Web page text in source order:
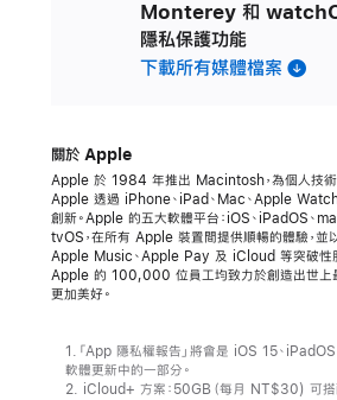
Monterey 和
隱私保護功能
下載所有媒體檔案
關於 Apple
Apple 於 1984 年推出 Macintosh，為個人技術
Apple 透過 iPhone、iPad、Mac、Apple
創新。Apple 的五大軟體平台：iOS、iPadOS、
tvOS，在所有 Apple 裝置間提供順暢的體驗，並
Apple Music、Apple Pay 及 iCloud 等突破性
Apple 的 100,000 位員工均致力於創造出世上
更加美好。
1.「App 隱私權報告」將會是 iOS 15、
軟體更新中的一部分。
2. iCloud+ 方案：50GB（每月 NT$30) 可